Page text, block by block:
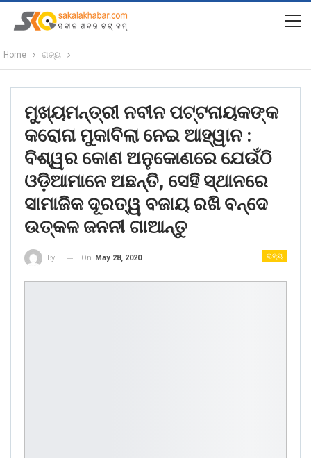
Home ରାଜ୍ୟ
ମୁଖ୍ୟମନ୍ତ୍ରୀ ନବୀନ ପଟ୍ଟନାୟକଙ୍କ
କରୋନା ମୁକାବିଲା ନେଇ ଆହ୍ୱାନ :
ବିଶ୍ୱର କୋଣ ଅନୁକୋଣରେ ଯେଉଁଠି
ଓଡ଼ିଆମାନେ ଅଛନ୍ତି, ସେହି ସ୍ଥାନରେ
ସାମାଜିକ ଦୂରତ୍ୱ ବଜାୟ ରଖି ବନ୍ଦେ
ଉତ୍କଳ ଜନନୀ ଗାଆନ୍ତୁ
ରାଜ୍ୟ
By On May 28, 2020